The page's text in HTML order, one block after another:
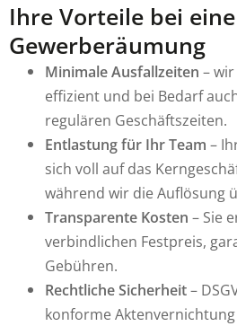
Ihre Vorteile bei
Gewerberäumung
Minimale Ausfallzeiten –
effizient und bei Bedarf
regulären Geschäftszeiten.
Entlastung für Ihr Team –
sich voll auf das
während wir die Auflösung
Transparente Kosten – Sie
verbindlichen Festpreis,
Gebühren.
Rechtliche Sicherheit–
konforme